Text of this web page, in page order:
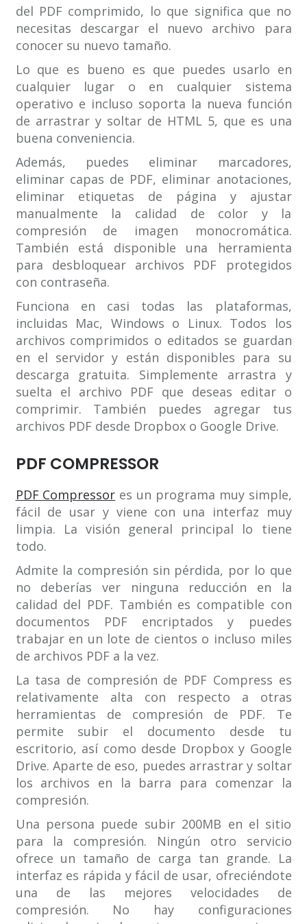
del PDF comprimido, lo que significa que no
necesitas descargar el nuevo archivo para
conocer su nuevo tamaño.
Lo que es bueno es que puedes usarlo en
cualquier lugar o en cualquier sistema
operativo e incluso soporta la nueva función
de arrastrar y soltar de HTML 5, que es una
buena conveniencia.
Además, puedes eliminar marcadores,
eliminar capas de PDF, eliminar anotaciones,
eliminar etiquetas de página y ajustar
manualmente la calidad de color y la
compresión de imagen monocromática.
También está disponible una herramienta
para desbloquear archivos PDF protegidos
con contraseña.
Funciona en casi todas las plataformas,
incluidas Mac, Windows o Linux. Todos los
archivos comprimidos o editados se guardan
en el servidor y están disponibles para su
descarga gratuita. Simplemente arrastra y
suelta el archivo PDF que deseas editar o
comprimir. También puedes agregar tus
archivos PDF desde Dropbox o Google Drive.
PDF COMPRESSOR
PDF Compressor es un programa muy simple,
fácil de usar y viene con una interfaz muy
limpia. La visión general principal lo tiene
todo.
Admite la compresión sin pérdida, por lo que
no deberías ver ninguna reducción en la
calidad del PDF. También es compatible con
documentos PDF encriptados y puedes
trabajar en un lote de cientos o incluso miles
de archivos PDF a la vez.
La tasa de compresión de PDF Compress es
relativamente alta con respecto a otras
herramientas de compresión de PDF. Te
permite subir el documento desde tu
escritorio, así como desde Dropbox y Google
Drive. Aparte de eso, puedes arrastrar y soltar
los archivos en la barra para comenzar la
compresión.
Una persona puede subir 200MB en el sitio
para la compresión. Ningún otro servicio
ofrece un tamaño de carga tan grande. La
interfaz es rápida y fácil de usar, ofreciéndote
una de las mejores velocidades de
compresión. No hay configuraciones